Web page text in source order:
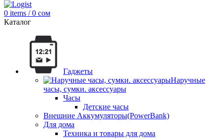
0 items / 0 сом
Каталог
Гаджеты
Наручные
часы, сумки. аксессуары
Часы
Детские часы
Внешние Аккумуляторы(PowerBank)
Для дома
Техника и товары для дома